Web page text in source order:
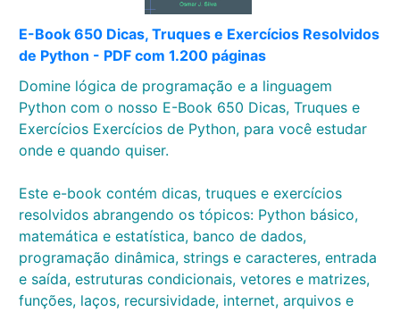
E-Book 650 Dicas, Truques e Exercícios Resolvidos
de Python - PDF com 1.200 páginas
Domine lógica de programação e a linguagem
Python com o nosso E-Book 650 Dicas, Truques e
Exercícios Exercícios de Python, para você estudar
onde e quando quiser.
Este e-book contém dicas, truques e exercícios
resolvidos abrangendo os tópicos: Python básico,
matemática e estatística, banco de dados,
programação dinâmica, strings e caracteres, entrada
e saída, estruturas condicionais, vetores e matrizes,
funções, laços, recursividade, internet, arquivos e